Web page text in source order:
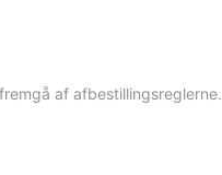
af afbestillingsreglerne.